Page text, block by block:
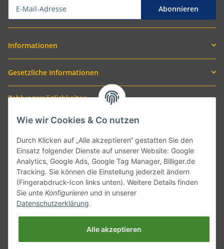
Abonnieren
Informationen
Gesetzliche Informationen
Zahlungsmöglichkeiten
Versand mit
Wie wir Cookies & Co nutzen
Durch Klicken auf „Alle akzeptieren“ gestatten Sie den
Einsatz folgender Dienste auf unserer Website: Google
Analytics, Google Ads, Google Tag Manager, Billiger.de
Tracking. Sie können die Einstellung jederzeit ändern
(Fingerabdruck-Icon links unten). Weitere Details finden
Sie unte Konfigurieren und in unserer
Datenschutzerklärung.
Alle akzeptieren